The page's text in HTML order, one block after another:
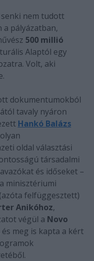
nem tudott
a pályázatban,
500 millió
Alaptól egy
Volt, aki
dokumentumokból
tavaly nyáron
Hankó Balázs
oldal választási
társadalmi
és időseket –
minisztériumi
felfüggesztett)
Anikóhoz,
végül a Novo
meg is kapta a kért